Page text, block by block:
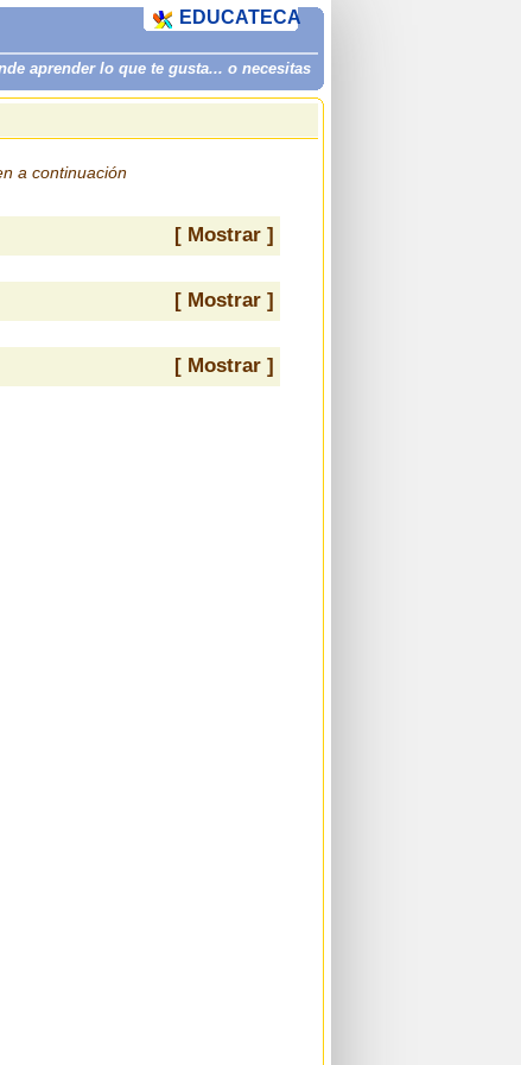
aprender lo que te gusta... o necesitas
EDUCATECA
a continuación
[ Mostrar ]
[ Mostrar ]
[ Mostrar ]